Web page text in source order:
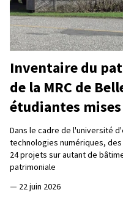
Inventaire du
de la MRC de
étudiantes
Dans le cadre de l'université
technologies numériques,
24 projets sur autant de
patrimoniale
— 22 juin 2026